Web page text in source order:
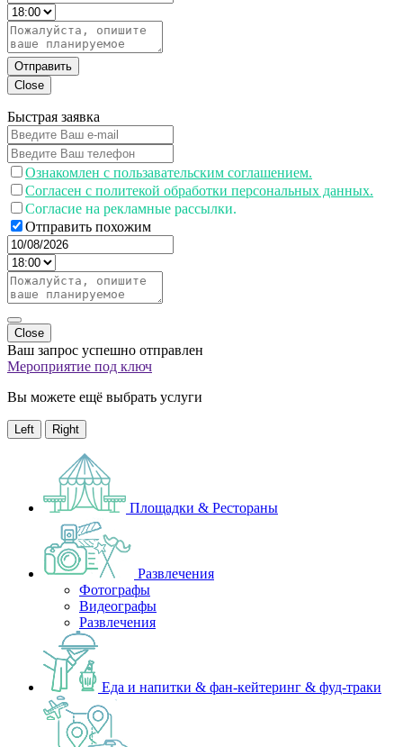
Отправить
Close
Быстрая заявка
Ознакомлен с пользавательским соглашением.
Согласен с политекой обработки персональных данных.
Согласие на рекламные рассылки.
Отправить похожим
Close
Ваш запрос успешно отправлен
Мероприятие под ключ
Вы можете ещё выбрать услуги
Left Right
Площадки & Рестораны
Развлечения
Фотографы
Видеографы
Развлечения
Еда и напитки & фан-кейтеринг & фуд-траки